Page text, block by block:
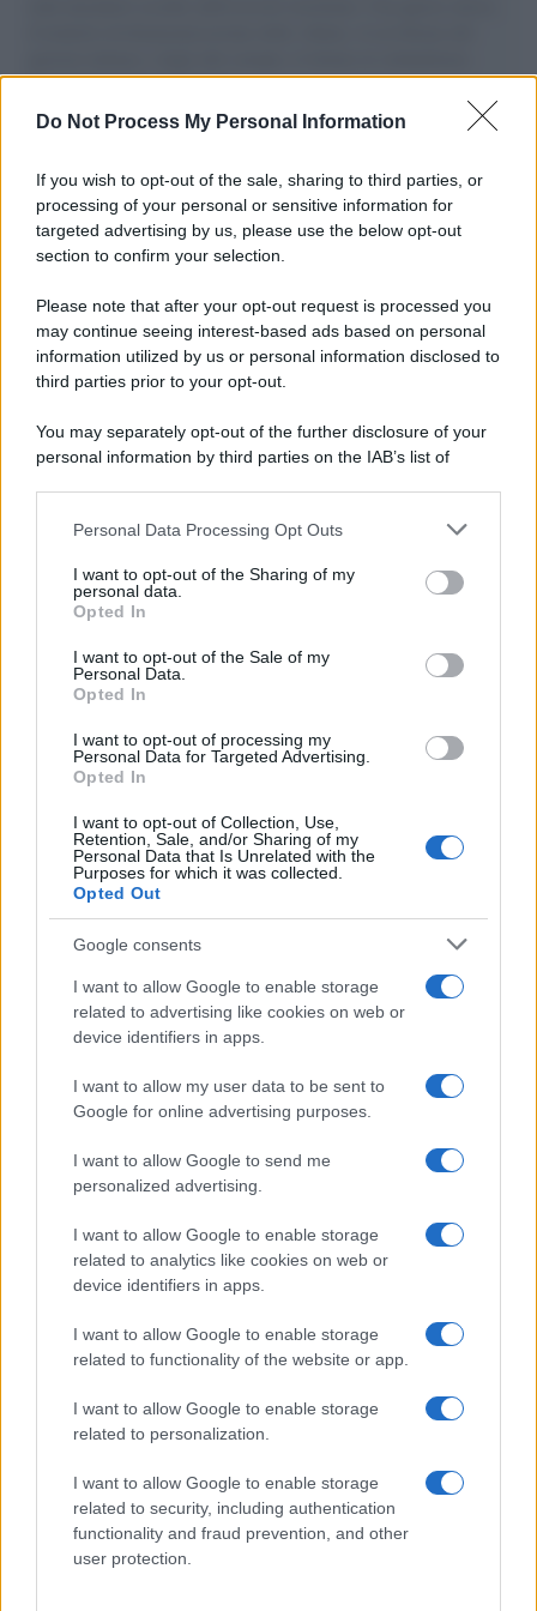
Do Not Process My Personal Information
If you wish to opt-out of the sale, sharing to third parties, or
processing of your personal or sensitive information for
targeted advertising by us, please use the below opt-out
section to confirm your selection.
Please note that after your opt-out request is processed you
may continue seeing interest-based ads based on personal
information utilized by us or personal information disclosed to
third parties prior to your opt-out.
You may separately opt-out of the further disclosure of your
personal information by third parties on the IAB’s list of
This information may also be disclosed by us to third parties
disclose it to other third parties.
Please note that this website/app uses one or more Google
services and may gather and store information including but
not limited to your visit or usage behaviour. You may click to
grant or deny consent to Google and its third-party tags to
consent section.
Personal Data Processing Opt Outs
I want to opt-out of the Sharing of my
personal data.
Opted In
I want to opt-out of the Sale of my
Personal Data.
Opted In
I want to opt-out of processing my
Personal Data for Targeted Advertising.
Opted In
I want to opt-out of Collection, Use,
Retention, Sale, and/or Sharing of my
Personal Data that Is Unrelated with the
Purposes for which it was collected.
Opted Out
Google consents
I want to allow Google to enable storage
related to advertising like cookies on web or
device identifiers in apps.
I want to allow my user data to be sent to
Google for online advertising purposes.
I want to allow Google to send me
personalized advertising.
I want to allow Google to enable storage
related to analytics like cookies on web or
device identifiers in apps.
I want to allow Google to enable storage
related to functionality of the website or app.
I want to allow Google to enable storage
related to personalization.
I want to allow Google to enable storage
related to security, including authentication
functionality and fraud prevention, and other
user protection.
L'importanza dei movimenti.
quello che è necessario per la sua sicurezza"
La riflessione /
Pace, disarmo e Ucraina: il centrosinistra
non trasformi il riarmo europeo in una battaglia interna per
le primarie
lasciando al mondo una lezione di umiltà, coraggio e
solidarietà
Chi siamo
Contributors
Facebook
Twitter
Google News
Mastodon
Cookie Policy
Syndication
Globalist
Globalscience
Globalsport
Salute
GiULia
Giornale dello
Spettacolo
Giuliana Sgrena